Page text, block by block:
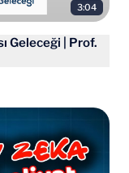
3:04
Geleceği | Prof.